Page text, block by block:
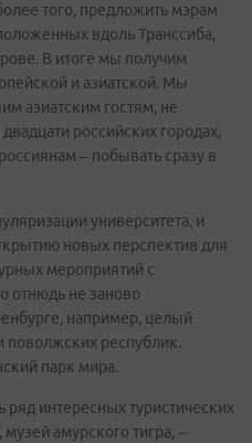
того, предложить мэрам
вдоль Транссиба,
В итоге мы получим
и азиатской. Мы
азиатским гостям, не
российских городах,
– побывать сразу в
университета, и
новых перспектив для
мероприятий с
отнюдь не заново
например, целый
поволжских республик.
парк мира.
интересных туристических
амурского тигра, –